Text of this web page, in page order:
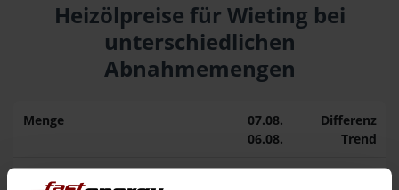
Heizölpreise für Wieting bei
unterschiedlichen
Abnahmemengen
Menge
07.08.
06.08.
Differenz
Trend